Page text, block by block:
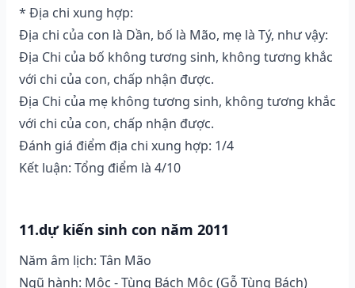
* Địa chi xung hợp:
Địa chi của con là Dần, bố là Mão, mẹ là Tý, như vậy:
Địa Chi của bố không tương sinh, không tương khắc
với chi của con, chấp nhận được.
Địa Chi của mẹ không tương sinh, không tương khắc
với chi của con, chấp nhận được.
Đánh giá điểm địa chi xung hợp: 1/4
Kết luận: Tổng điểm là 4/10
11.dự kiến sinh con năm 2011
Năm âm lịch: Tân Mão
Ngũ hành: Mộc - Tùng Bách Mộc (Gỗ Tùng Bách)